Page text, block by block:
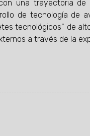
una trayectoria
de tecnología de
tecnológicos” de
a través de la